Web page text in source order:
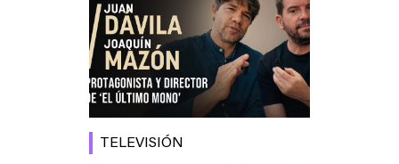
TELEVISIÓN